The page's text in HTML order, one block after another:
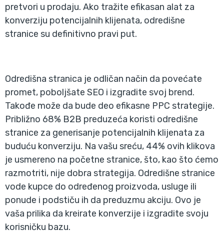
pretvori u prodaju. Ako tražite efikasan alat za
konverziju potencijalnih klijenata, odredišne
stranice su definitivno pravi put.
Odredišna stranica je odličan način da povećate
promet, poboljšate SEO i izgradite svoj brend.
Takođe može da bude deo efikasne PPC strategije.
Približno 68% B2B preduzeća koristi odredišne
stranice za generisanje potencijalnih klijenata za
buduću konverziju. Na vašu sreću, 44% ovih klikova
je usmereno na početne stranice, što, kao što ćemo
razmotriti, nije dobra strategija. Odredišne stranice
vode kupce do određenog proizvoda, usluge ili
ponude i podstiču ih da preduzmu akciju. Ovo je
vaša prilika da kreirate konverzije i izgradite svoju
korisničku bazu.